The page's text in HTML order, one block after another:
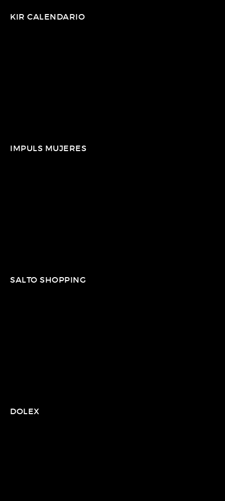
KIR CALENDARIO
IMPULS MUJERES
SALTO SHOPPING
DOLEX